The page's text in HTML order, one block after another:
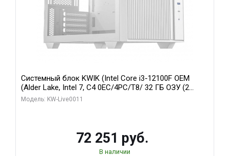
Системный блок KWIK (Intel Core i3-12100F OEM
(Alder Lake, Intel 7, C4 0EC/4PC/T8/ 32 ГБ ОЗУ (2
модуля)/ MSI RTX3050 VENTUS 2X E OC 6GB GDDR6
Модель: KW-Live0011
72 251 руб.
В наличии